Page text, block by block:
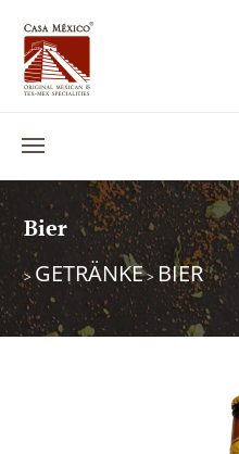
Bier
> GETRÄNKE> BIER